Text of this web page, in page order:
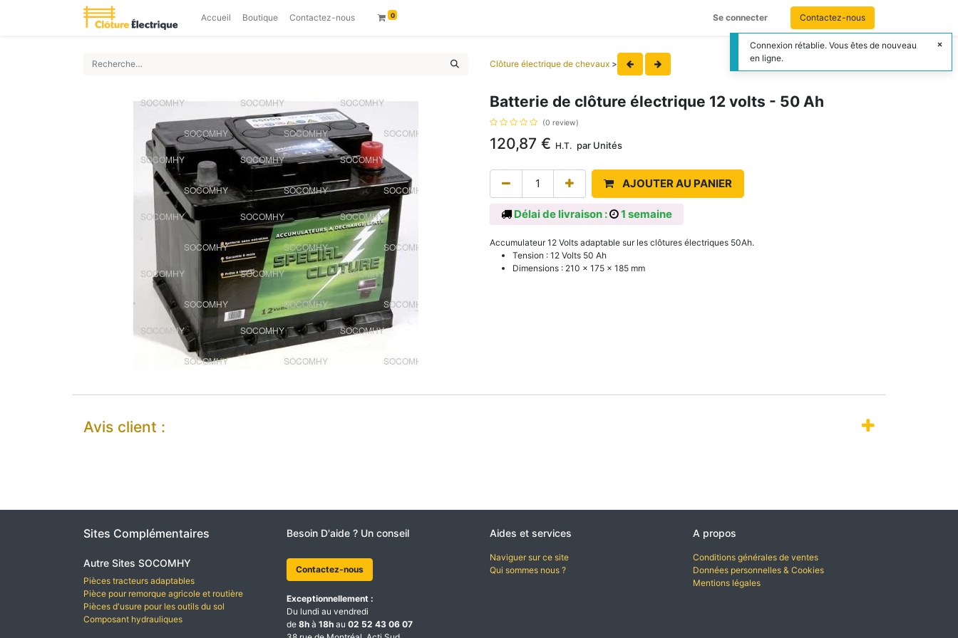
Accueil Boutique Contactez-nous 0 Se connecter Contactez-nous
Clôture électrique de chevaux >
Batterie de clôture électrique 12 volts - 50 Ah
(0 review)
120,87 € H.T. par Unités
AJOUTER AU PANIER
Délai de livraison : 1 semaine
Accumulateur 12 Volts adaptable sur les clôtures électriques 50Ah.
Tension : 12 Volts 50 Ah
Dimensions : 210 x 175 x 185 mm
Avis client :
Sites Complémentaires
Autre Sites SOCOMHY
Pièces tracteurs adaptables
Pièce pour remorque agricole et routière
Pièces d'usure pour les outils du sol
Composant hydrauliques
Besoin D'aide ? Un conseil
Contactez-nous
Exceptionnellement :
Du lundi au vendredi
de 8h à 18h au 02 52 43 06 07
Aides et services
Naviguer sur ce site
Qui sommes nous ?
A propos
Conditions générales de ventes
Données personnelles & Cookies
Mentions légales
Connexion rétablie. Vous êtes de nouveau
en ligne.